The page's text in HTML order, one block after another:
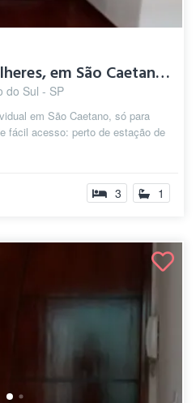
Quartos só para mulheres, em São Caetano...
do Sul - SP
em São Caetano, só para
fácil acesso: perto de estação de
3 1